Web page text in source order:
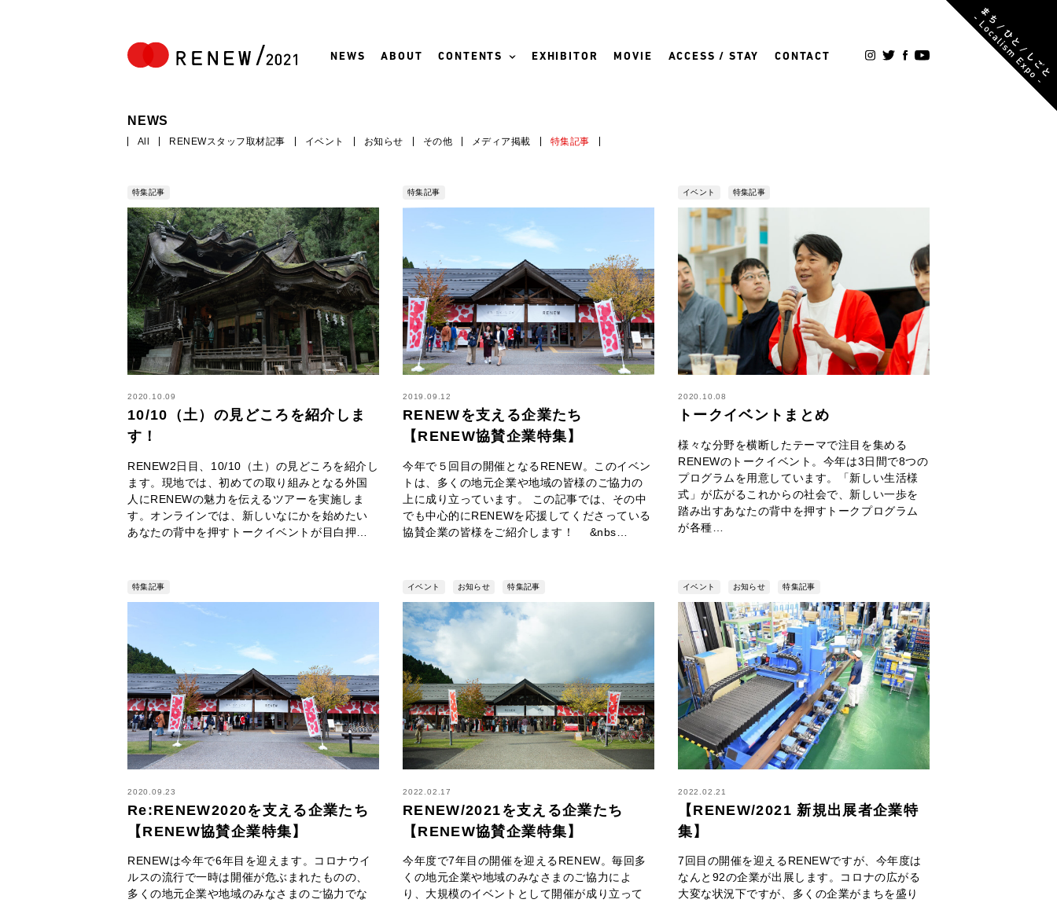
NEWS ABOUT CONTENTS EXHIBITOR MOVIE ACCESS / STAY CONTACT
NEWS
All RENEWスタッフ取材記事 イベント お知らせ その他 メディア掲載 特集記事
特集記事
2020.10.09
10/10（土）の見どころを紹介しま
す！
RENEW2日目、10/10（土）の見どころを紹介し
ます。現地では、初めての取り組みとなる外国
人にRENEWの魅力を伝えるツアーを実施しま
す。オンラインでは、新しいなにかを始めたい
あなたの背中を押すトークイベントが目白押…
特集記事
2019.09.12
RENEWを支える企業たち
【RENEW協賛企業特集】
今年で５回目の開催となるRENEW。このイベン
トは、多くの地元企業や地域の皆様のご協力の
上に成り立っています。 この記事では、その中
でも中心的にRENEWを応援してくださっている
協賛企業の皆様をご紹介します！ &nbs…
イベント 特集記事
2020.10.08
トークイベントまとめ
様々な分野を横断したテーマで注目を集める
RENEWのトークイベント。今年は3日間で8つの
プログラムを用意しています。「新しい生活様
式」が広がるこれからの社会で、新しい一歩を
踏み出すあなたの背中を押すトークプログラム
が各種…
特集記事
2020.09.23
Re:RENEW2020を支える企業たち
【RENEW協賛企業特集】
RENEWは今年で6年目を迎えます。コロナウイ
ルスの流行で一時は開催が危ぶまれたものの、
多くの地元企業や地域のみなさまのご協力でな
イベント お知らせ 特集記事
2022.02.17
RENEW/2021を支える企業たち
【RENEW協賛企業特集】
今年度で7年目の開催を迎えるRENEW。毎回多
くの地元企業や地域のみなさまのご協力によ
り、大規模のイベントとして開催が成り立って
イベント お知らせ 特集記事
2022.02.21
【RENEW/2021 新規出展者企業特
集】
7回目の開催を迎えるRENEWですが、今年度は
なんと92の企業が出展します。コロナの広がる
大変な状況下ですが、多くの企業がまちを盛り